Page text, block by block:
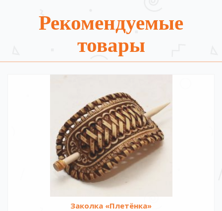
Рекомендуемые
товары
Заколка «Плетёнка»